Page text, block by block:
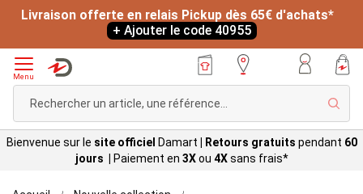
Livraison offerte en relais Pickup dès 65€ d'achats*
+ Ajouter le code 40955
Menu
Bienvenue sur le site officiel Damart Retours gratuits pendant 60
jours |
Paiement en 3Xou 4Xsans frais*